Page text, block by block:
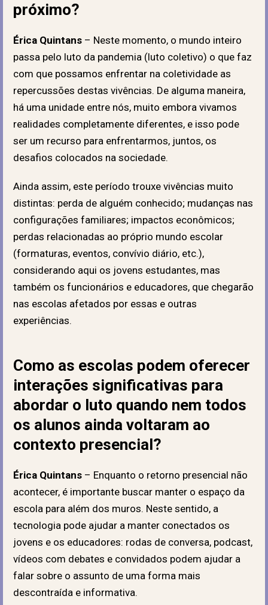
próximo?
Érica Quintans – Neste momento, o mundo inteiro
passa pelo luto da pandemia (luto coletivo) o que faz
com que possamos enfrentar na coletividade as
repercussões destas vivências. De alguma maneira,
há uma unidade entre nós, muito embora vivamos
realidades completamente diferentes, e isso pode
ser um recurso para enfrentarmos, juntos, os
desafios colocados na sociedade.
Ainda assim, este período trouxe vivências muito
distintas: perda de alguém conhecido; mudanças nas
configurações familiares; impactos econômicos;
perdas relacionadas ao próprio mundo escolar
(formaturas, eventos, convívio diário, etc.),
considerando aqui os jovens estudantes, mas
também os funcionários e educadores, que chegarão
nas escolas afetados por essas e outras
experiências.
Como as escolas podem oferecer
interações significativas para
abordar o luto quando nem todos
os alunos ainda voltaram ao
contexto presencial?
Érica Quintans – Enquanto o retorno presencial não
acontecer, é importante buscar manter o espaço da
escola para além dos muros. Neste sentido, a
tecnologia pode ajudar a manter conectados os
jovens e os educadores: rodas de conversa, podcast,
vídeos com debates e convidados podem ajudar a
falar sobre o assunto de uma forma mais
descontraída e informativa.